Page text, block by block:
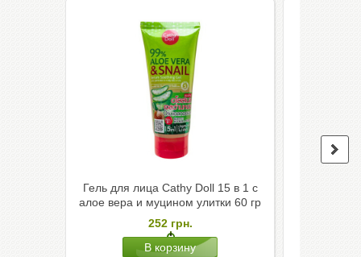
Гель для лица Cathy Doll 15 в 1 с
алое вера и муцином улитки 60 гр
252 грн.